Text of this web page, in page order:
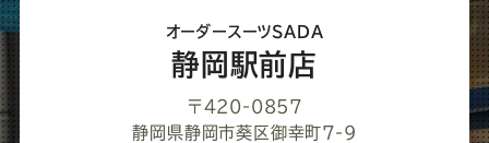
い
オーダースーツSADA
静岡駅前店
〒420-0857
静岡県静岡市葵区御幸町7-9